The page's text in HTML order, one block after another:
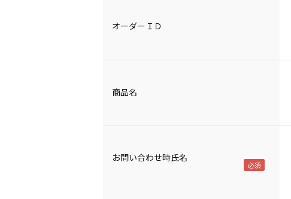
オーダーＩＤ
商品名
お問い合わせ時氏名